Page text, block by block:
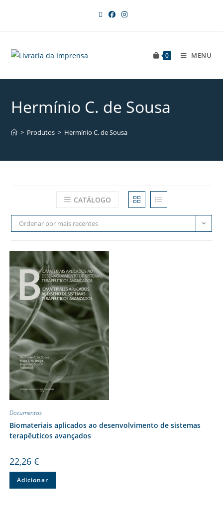
0 MENU
Hermínio C. de Sousa
> Produtos > Hermínio C. de Sousa
CATÁLOGO
Ordenar por mais recentes
Documentos
Biomateriais aplicados ao desenvolvimento de sistemas
terapêuticos avançados
22,26 €
Adicionar